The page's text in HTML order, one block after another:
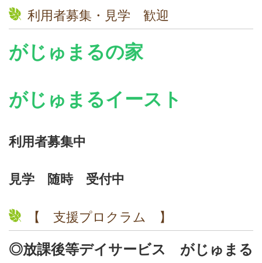
利用者募集・見学 歓迎
がじゅまるの家
がじゅまるイースト
利用者募集中
見学 随時 受付中
【 支援プロクラム 】
◎放課後等デイサービス がじゅまる